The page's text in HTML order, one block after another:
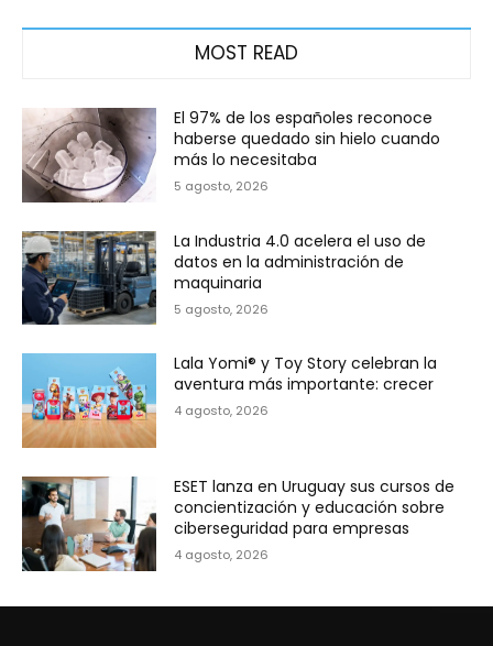
MOST READ
El 97% de los españoles reconoce
haberse quedado sin hielo cuando
más lo necesitaba
5 agosto, 2026
La Industria 4.0 acelera el uso de
datos en la administración de
maquinaria
5 agosto, 2026
Lala Yomi® y Toy Story celebran la
aventura más importante: crecer
4 agosto, 2026
ESET lanza en Uruguay sus cursos de
concientización y educación sobre
ciberseguridad para empresas
4 agosto, 2026